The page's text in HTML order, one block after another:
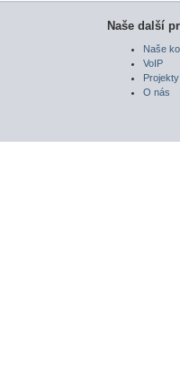
Naše další
Naše
VoIP
Projekty
O nás